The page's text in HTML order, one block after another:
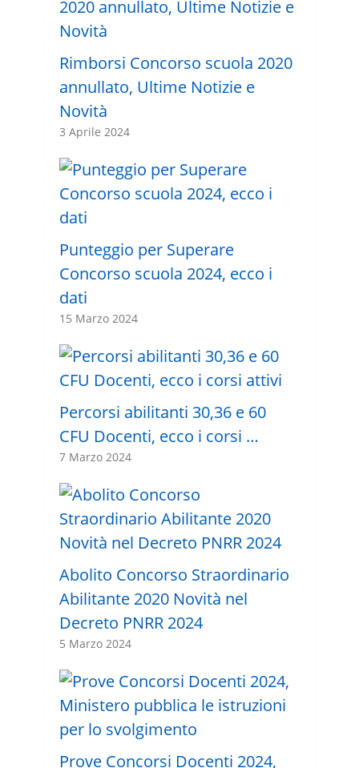
Rimborsi Concorso scuola 2020
annullato, Ultime Notizie e
Novità
3 Aprile 2024
Punteggio per Superare
Concorso scuola 2024, ecco i
dati
15 Marzo 2024
Percorsi abilitanti 30,36 e 60
CFU Docenti, ecco i corsi …
7 Marzo 2024
Abolito Concorso Straordinario
Abilitante 2020 Novità nel
Decreto PNRR 2024
5 Marzo 2024
Prove Concorsi Docenti 2024,